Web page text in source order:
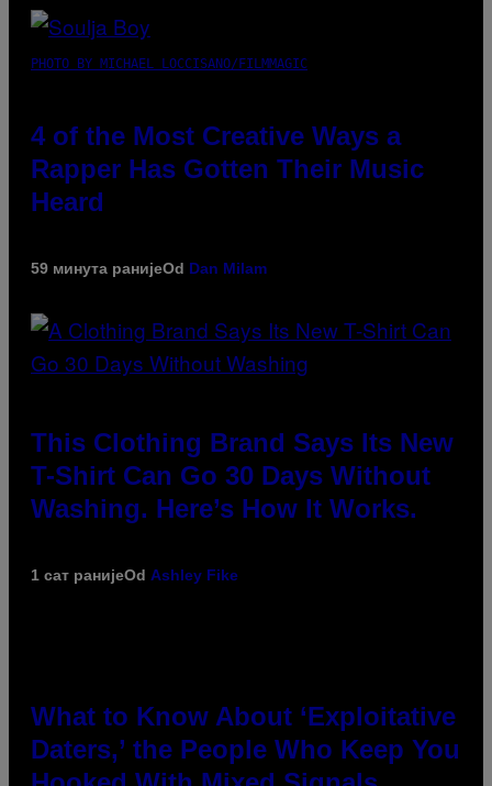
PHOTO BY MICHAEL LOCCISANO/FILMMAGIC
4 of the Most Creative Ways a
Rapper Has Gotten Their Music
Heard
59 минута ранијеOd Dan Milam
This Clothing Brand Says Its New
T-Shirt Can Go 30 Days Without
Washing. Here’s How It Works.
1 сат ранијеOd Ashley Fike
What to Know About ‘Exploitative
Daters,’ the People Who Keep You